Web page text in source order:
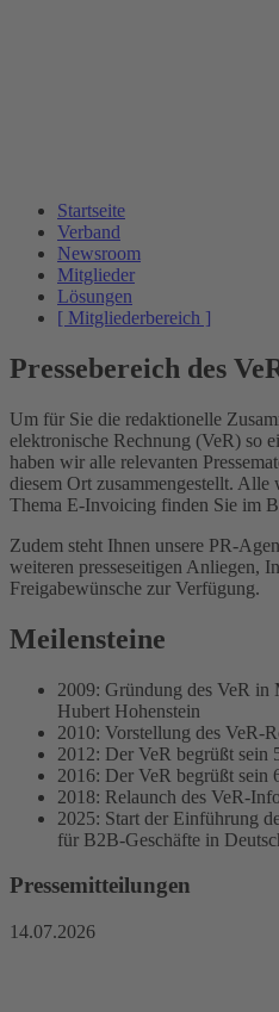
Startseite
Verband
Newsroom
Mitglieder
Lösungen
[ Mitgliederbereich ]
Pressebereich des
Um für Sie die redaktionelle
elektronische Rechnung (VeR) so
haben wir alle relevanten
diesem Ort zusammengestellt.
Thema E-Invoicing finden Sie im
Zudem steht Ihnen unsere PR-
weiteren presseseitigen Anliegen,
Freigabewünsche zur Verfügung.
Meilensteine
2009: Gründung des VeR
Hubert Hohenstein
2010: Vorstellung des VeR-
2012: Der VeR begrüßt sein
2016: Der VeR begrüßt sein
2018: Relaunch des VeR-
2025: Start der Einführung
für B2B-Geschäfte in
Pressemitteilungen
14.07.2026